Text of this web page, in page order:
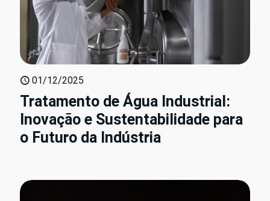
01/12/2025
Tratamento de Água Industrial:
Inovação e Sustentabilidade para
o Futuro da Indústria